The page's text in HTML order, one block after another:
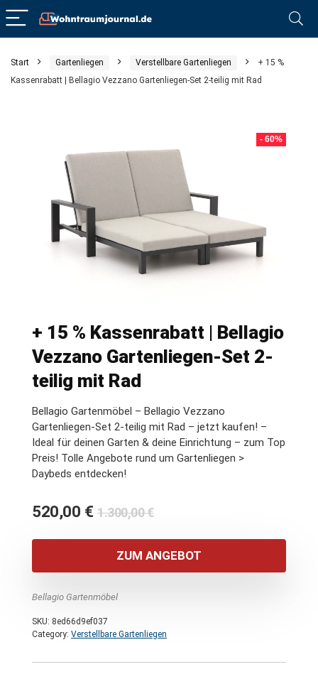
Start Gartenliegen Verstellbare Gartenliegen
+ 15 %
Kassenrabatt | Bellagio Vezzano Gartenliegen-Set 2-teilig mit Rad
- 60%
+ 15 % Kassenrabatt | Bellagio
Vezzano Gartenliegen-Set 2-
teilig mit Rad
Bellagio Gartenmöbel – Bellagio Vezzano
Gartenliegen-Set 2-teilig mit Rad – jetzt kaufen! –
Ideal für deinen Garten & deine Einrichtung – zum Top
Preis! Tolle Angebote rund um Gartenliegen >
Daybeds entdecken!
1.300,00€Ursprünglicher
war:
1.300,00 €
520,00 €
Aktueller
ist:
520,00 €.
ZUM ANGEBOT
Bellagio Gartenmöbel
SKU: 8ed66d9ef037
Category: Verstellbare Gartenliegen